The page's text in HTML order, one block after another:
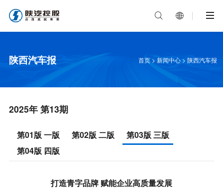
 
陕西汽车报 首页 > 新闻中心 > 陕西汽车报
2025年 第13期
第01版 一版 第02版 二版
第03版 三版
第04版 四版
打造青字品牌 赋能企业高质量发展